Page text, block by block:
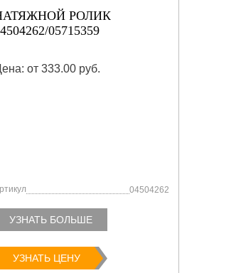
РОЛИК
05715359
от 333.00 руб.
04504262
УЗНАТЬ БОЛЬШЕ
УЗНАТЬ ЦЕНУ